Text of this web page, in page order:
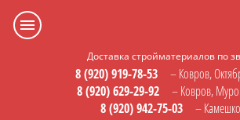
Доставка стройматериалов по
8 (920) 919-78-53
– Ковров,
8 (920) 629-29-92
– Ковров,
8 (920) 942-75-03
–